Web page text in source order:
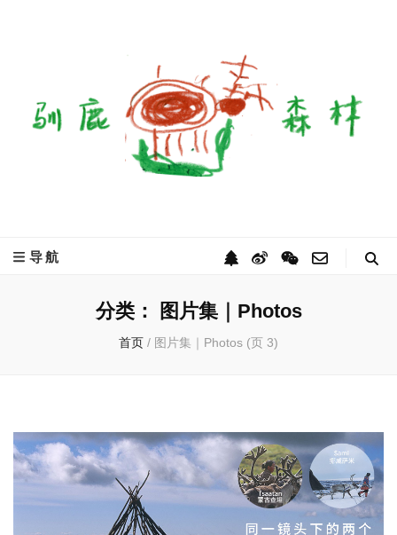
导航
分类： 图片集｜Photos
首页 / 图片集｜Photos (页 3)